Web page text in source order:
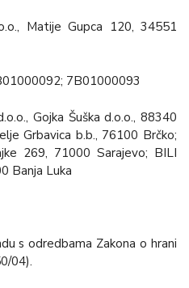
Matije Gupca 120, 34551
7B01000093
Gojka Šuška d.o.o., 88340
Grbavica b.b., 76100 Brčko;
269, 71000 Sarajevo; BILI
Banja Luka
s odredbama Zakona o hrani
04).